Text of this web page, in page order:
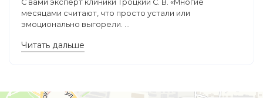
С вами эксперт клиники Троцкий С. В. «Многие
месяцами считают, что просто устали или
эмоционально выгорели. ...
Читать дальше